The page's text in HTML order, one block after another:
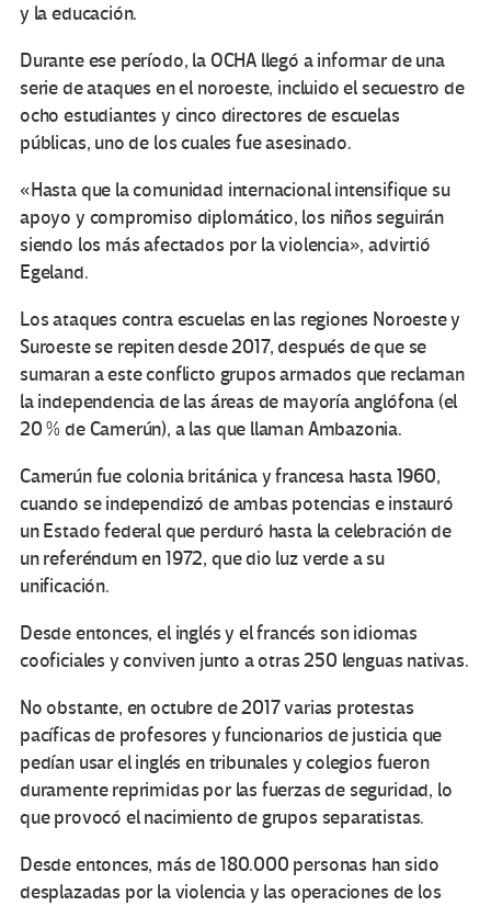
y la educación.
Durante ese período, la OCHA llegó a informar de una
serie de ataques en el noroeste, incluido el secuestro de
ocho estudiantes y cinco directores de escuelas
públicas, uno de los cuales fue asesinado.
«Hasta que la comunidad internacional intensifique su
apoyo y compromiso diplomático, los niños seguirán
siendo los más afectados por la violencia», advirtió
Egeland.
Los ataques contra escuelas en las regiones Noroeste y
Suroeste se repiten desde 2017, después de que se
sumaran a este conflicto grupos armados que reclaman
la independencia de las áreas de mayoría anglófona (el
20 % de Camerún), a las que llaman Ambazonia.
Camerún fue colonia británica y francesa hasta 1960,
cuando se independizó de ambas potencias e instauró
un Estado federal que perduró hasta la celebración de
un referéndum en 1972, que dio luz verde a su
unificación.
Desde entonces, el inglés y el francés son idiomas
cooficiales y conviven junto a otras 250 lenguas nativas.
No obstante, en octubre de 2017 varias protestas
pacíficas de profesores y funcionarios de justicia que
pedían usar el inglés en tribunales y colegios fueron
duramente reprimidas por las fuerzas de seguridad, lo
que provocó el nacimiento de grupos separatistas.
Desde entonces, más de 180.000 personas han sido
desplazadas por la violencia y las operaciones de los